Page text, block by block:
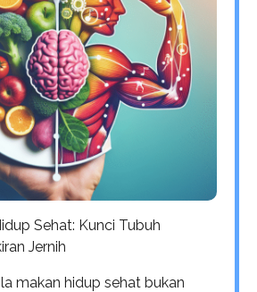
Sehat: Kunci Tubuh
Jernih
makan hidup sehat bukan